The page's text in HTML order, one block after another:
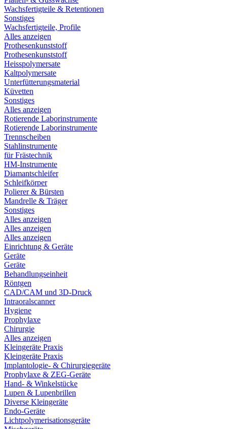
Wachsfertigteile & Retentionen
Sonstiges
Wachsfertigteile, Profile
Alles anzeigen
Prothesenkunststoff
Prothesenkunststoff
Heisspolymersate
Kaltpolymersate
Unterfütterungsmaterial
Küvetten
Sonstiges
Alles anzeigen
Rotierende Laborinstrumente
Rotierende Laborinstrumente
Trennscheiben
Stahlinstrumente
für Frästechnik
HM-Instrumente
Diamantschleifer
Schleifkörper
Polierer & Bürsten
Mandrelle & Träger
Sonstiges
Alles anzeigen
Alles anzeigen
Alles anzeigen
Einrichtung & Geräte
Geräte
Geräte
Behandlungseinheit
Röntgen
CAD/CAM und 3D-Druck
Intraoralscanner
Hygiene
Prophylaxe
Chirurgie
Alles anzeigen
Kleingeräte Praxis
Kleingeräte Praxis
Implantologie- & Chirurgiegeräte
Prophylaxe & ZEG-Geräte
Hand- & Winkelstücke
Lupen & Lupenbrillen
Diverse Kleingeräte
Endo-Geräte
Lichtpolymerisationsgeräte